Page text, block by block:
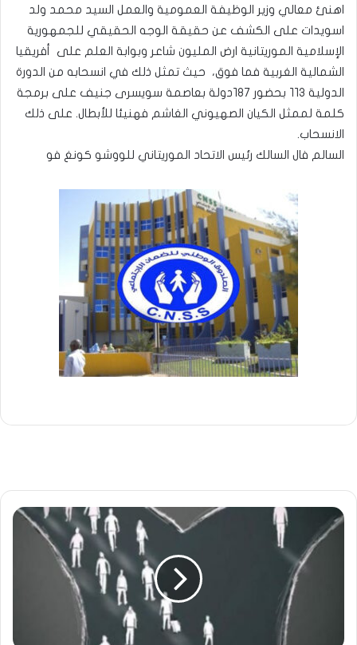
اهنئ معالي وزير الوظيفة العمومية والعمل السيد محمد ولد
اسويدات على الكشف عن حقيقة الوجه الحقيقي للجمهورية
الإسلامية الموريتانية ارض المليون شاعر وبوابة العلم على أفريقيا
الشمالية الغربية فما فوق، حيث تمثل ذلك في انسحابه من الدورة
الدولية ١١٣ بحضور ١٨٧دولة بعاصمة سويسرى جنيف على برمجة
كلمة لممثل الكيان الصهيوني الغاشم فهنيئا للأبطال. على ذلك
الانسحاب.
السالم فال السالك رئيس الاتحاد الموريتاني للووشو كونغ فو